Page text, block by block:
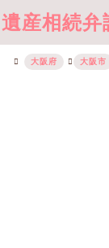
遺産相続
大阪府 大阪市